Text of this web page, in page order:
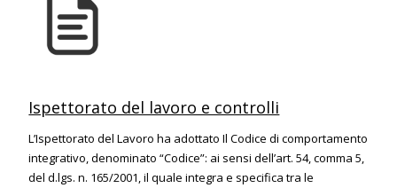
Ispettorato del lavoro e controlli
L’Ispettorato del Lavoro ha adottato Il Codice di comportamento
integrativo, denominato “Codice”: ai sensi dell’art. 54, comma 5,
del d.lgs. n. 165/2001, il quale integra e specifica tra le